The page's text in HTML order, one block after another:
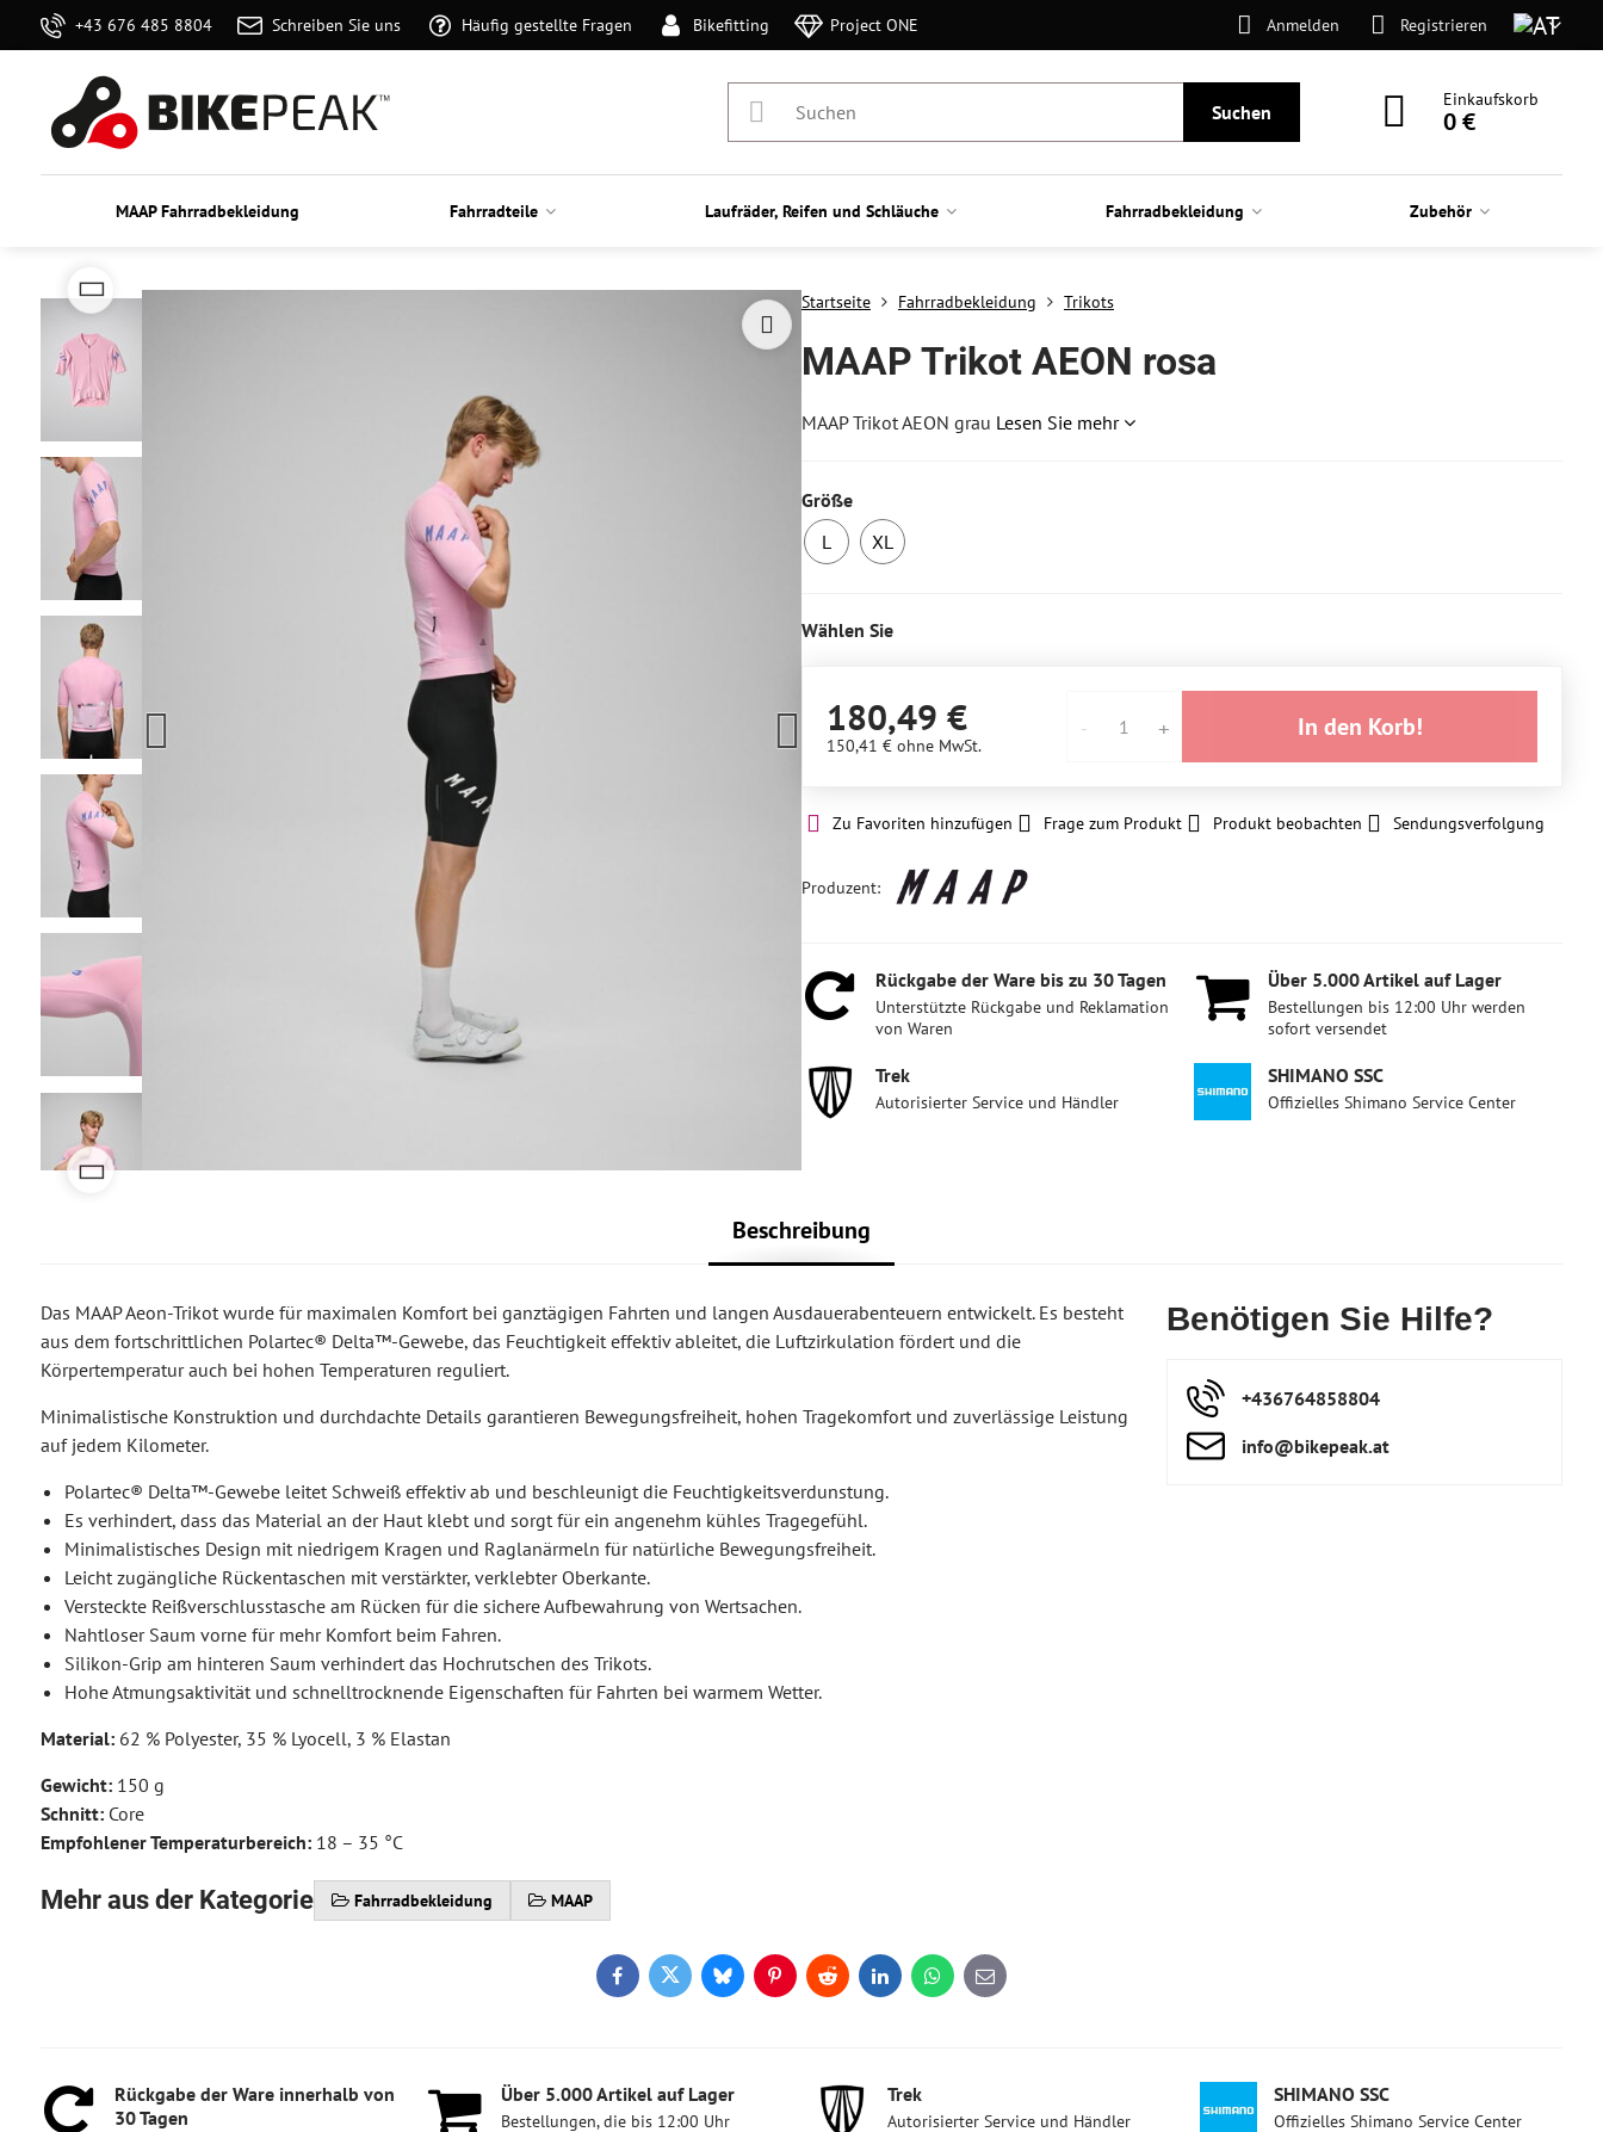
+43 676 485 8804 Schreiben Sie uns Häufig gestellte Fragen Bikefitting Project ONE Anmelden Registrieren
Suchen
Einkaufskorb
0 €
MAAP Fahrradbekleidung Fahrradteile Laufräder, Reifen und Schläuche Fahrradbekleidung Zubehör
Startseite Fahrradbekleidung Trikots
MAAP Trikot AEON rosa
MAAP Trikot AEON grau Lesen Sie mehr
Größe
L
auf
XL
Wählen Sie
180,49 €
150,41 € ohne MwSt.
In den Korb!
Zu Favoriten hinzufügen Frage zum Produkt Produkt beobachten Sendungsverfolgung
Produzent:
Rückgabe der Ware bis zu 30 Tagen
Unterstützte Rückgabe und Reklamation
von Waren
Über 5​.000 Artikel auf Lager
Bestellungen bis 12:00 Uhr werden
sofort versendet
Trek
Autorisierter Service und Händler
SHIMANO SSC
Offizielles Shimano Service Center
Beschreibung
Das MAAP Aeon-Trikot wurde für maximalen Komfort bei ganztägigen Fahrten und langen Ausdauerabenteuern entwickelt. Es besteht
aus dem fortschrittlichen Polartec® Delta™-Gewebe, das Feuchtigkeit effektiv ableitet, die Luftzirkulation fördert und die
Körpertemperatur auch bei hohen Temperaturen reguliert.
Minimalistische Konstruktion und durchdachte Details garantieren Bewegungsfreiheit, hohen Tragekomfort und zuverlässige Leistung
auf jedem Kilometer.
Polartec® Delta™-Gewebe leitet Schweiß effektiv ab und beschleunigt die Feuchtigkeitsverdunstung.
Es verhindert, dass das Material an der Haut klebt und sorgt für ein angenehm kühles Tragegefühl.
Minimalistisches Design mit niedrigem Kragen und Raglanärmeln für natürliche Bewegungsfreiheit.
Leicht zugängliche Rückentaschen mit verstärkter, verklebter Oberkante.
Versteckte Reißverschlusstasche am Rücken für die sichere Aufbewahrung von Wertsachen.
Nahtloser Saum vorne für mehr Komfort beim Fahren.
Silikon-Grip am hinteren Saum verhindert das Hochrutschen des Trikots.
Hohe Atmungsaktivität und schnelltrocknende Eigenschaften für Fahrten bei warmem Wetter.
Material:62 % Polyester, 35 % Lyocell, 3 % Elastan
Gewicht:150 g
Schnitt:Core
Empfohlener Temperaturbereich:18 – 35 °C
Mehr aus der Kategorie Fahrradbekleidung MAAP
Benötigen Sie Hilfe?
+436764858804
info​@bikepeak​.at
FacebookTwitterBlueskyPinterestRedditLinkedInWhatsApp
E-
mail
Rückgabe der Ware innerhalb von
30 Tagen
Über 5​.000 Artikel auf Lager
Bestellungen, die bis 12:00 Uhr
Trek
Autorisierter Service und Händler
SHIMANO SSC
Offizielles Shimano Service Center